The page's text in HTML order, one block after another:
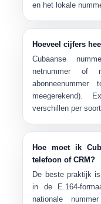
en het lokale
Hoeveel cijfers
Cubaanse
netnummer of
abonneenummer
meegerekend).
verschillen per
Hoe moet ik
telefoon of CRM?
De beste praktijk
in de
E.164-
nationale